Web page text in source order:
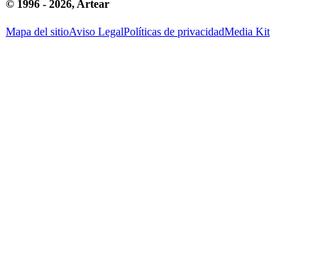
© 1996 - 2026, Artear
Mapa del sitioAviso LegalPolíticas de privacidadMedia Kit